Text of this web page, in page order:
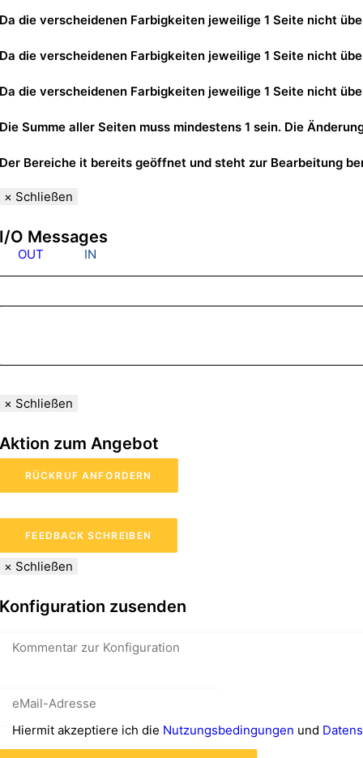
die verscheidenen Farbigkeiten jeweilige 1 Seite nicht
die verscheidenen Farbigkeiten jeweilige 1 Seite nicht
die verscheidenen Farbigkeiten jeweilige 1 Seite nicht
Summe aller Seiten muss mindestens 1 sein. Die
Bereiche it bereits geöffnet und steht zur Bearbeitung
× Schließen
O Messages
OUT IN
× Schließen
zum Angebot
RÜCKRUF ANFORDERN
FEEDBACK SCHREIBEN
× Schließen
zusenden
Hiermit akzeptiere ich die Nutzungsbedingungen und